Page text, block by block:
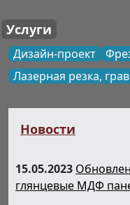
Услуги
Дизайн-проект
Лазерная резка,
Новости
15.05.2023
глянцевые МДФ